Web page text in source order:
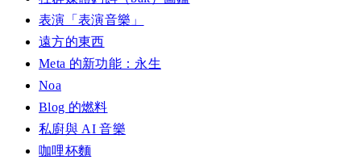
表演「表演音樂」
遠方的東西
Meta 的新功能：永生
Noa
Blog 的燃料
私廚與 AI 音樂
咖哩杯麵